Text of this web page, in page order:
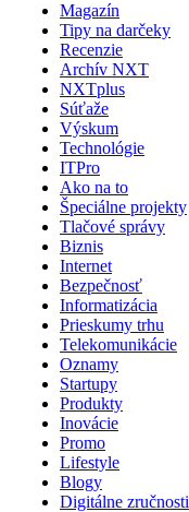
Magazín
Tipy na darčeky
Recenzie
Archív NXT
NXTplus
Súťaže
Výskum
Technológie
ITPro
Ako na to
Špeciálne projekty
Tlačové správy
Biznis
Internet
Bezpečnosť
Informatizácia
Prieskumy trhu
Telekomunikácie
Oznamy
Startupy
Produkty
Inovácie
Promo
Lifestyle
Blogy
Digitálne zručnosti